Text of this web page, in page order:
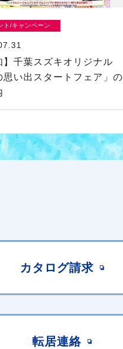
ト/キャンペーン
】千葉スズキオリジナル
思い出スタートフェア」の
カタログ請求
転居連絡